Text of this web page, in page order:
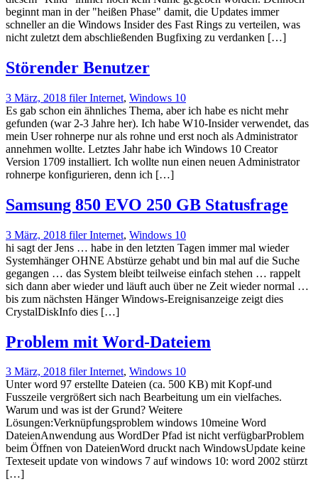
beginnt man in der "heißen Phase" damit, die Updates immer
schneller an die Windows Insider des Fast Rings zu verteilen, was
nicht zuletzt dem abschließenden Bugfixing zu verdanken […]
Störender Benutzer
3 März, 2018 filerInternet, Windows 10
Es gab schon ein ähnliches Thema, aber ich habe es nicht mehr
gefunden (war 2-3 Jahre her). Ich habe W10-Insider verwendet, das
mein User rohnerpe nur als rohne und erst noch als Administrator
annehmen wollte. Letztes Jahr habe ich Windows 10 Creator
Version 1709 installiert. Ich wollte nun einen neuen Administrator
rohnerpe konfigurieren, denn ich […]
Samsung 850 EVO 250 GB Statusfrage
3 März, 2018 filerInternet, Windows 10
hi sagt der Jens … habe in den letzten Tagen immer mal wieder
Systemhänger OHNE Abstürze gehabt und bin mal auf die Suche
gegangen … das System bleibt teilweise einfach stehen … rappelt
sich dann aber wieder und läuft auch über ne Zeit wieder normal …
bis zum nächsten Hänger Windows-Ereignisanzeige zeigt dies
CrystalDiskInfo dies […]
Problem mit Word-Dateiem
3 März, 2018 filerInternet, Windows 10
Unter word 97 erstellte Dateien (ca. 500 KB) mit Kopf-und
Fusszeile vergrößert sich nach Bearbeitung um ein vielfaches.
Warum und was ist der Grund? Weitere
Lösungen:Verknüpfungsproblem windows 10meine Word
DateienAnwendung aus WordDer Pfad ist nicht verfügbarProblem
beim Öffnen von DateienWord druckt nach WindowsUpdate keine
Texteseit update von windows 7 auf windows 10: word 2002 stürzt
[…]